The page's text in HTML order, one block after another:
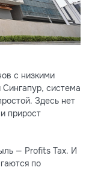
с низкими
система
Здесь нет
прирост
— Profits Tax. И
по